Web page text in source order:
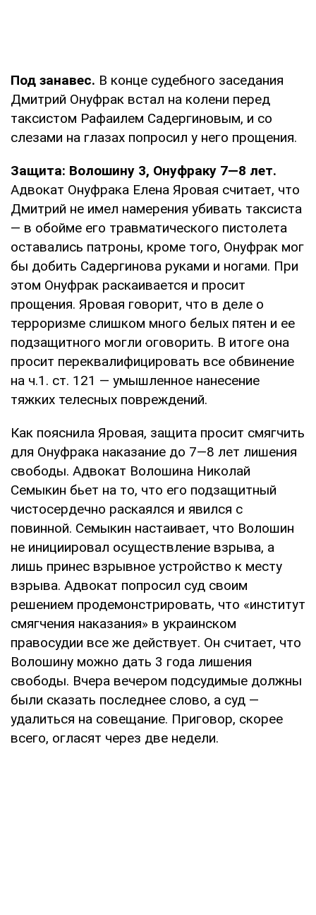
Под занавес. В конце судебного заседания
Дмитрий Онуфрак встал на колени перед
таксистом Рафаилем Садергиновым, и со
слезами на глазах попросил у него прощения.
Защита: Волошину 3, Онуфраку 7—8 лет.
Адвокат Онуфрака Елена Яровая считает, что
Дмитрий не имел намерения убивать таксиста
— в обойме его травматического пистолета
оставались патроны, кроме того, Онуфрак мог
бы добить Садергинова руками и ногами. При
этом Онуфрак раскаивается и просит
прощения. Яровая говорит, что в деле о
терроризме слишком много белых пятен и ее
подзащитного могли оговорить. В итоге она
просит переквалифицировать все обвинение
на ч.1. ст. 121 — умышленное нанесение
тяжких телесных повреждений.
Как пояснила Яровая, защита просит смягчить
для Онуфрака наказание до 7—8 лет лишения
свободы. Адвокат Волошина Николай
Семыкин бьет на то, что его подзащитный
чистосердечно раскаялся и явился с
повинной. Семыкин настаивает, что Волошин
не инициировал осуществление взрыва, а
лишь принес взрывное устройство к месту
взрыва. Адвокат попросил суд своим
решением продемонстрировать, что «институт
смягчения наказания» в украинском
правосудии все же действует. Он считает, что
Волошину можно дать 3 года лишения
свободы. Вчера вечером подсудимые должны
были сказать последнее слово, а суд —
удалиться на совещание. Приговор, скорее
всего, огласят через две недели.